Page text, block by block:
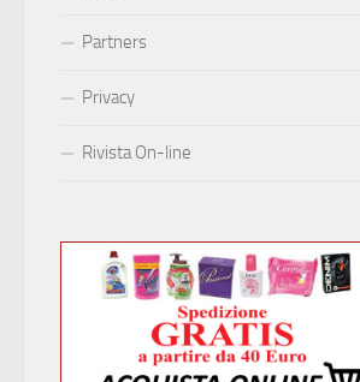
Partners
Privacy
Rivista On-line